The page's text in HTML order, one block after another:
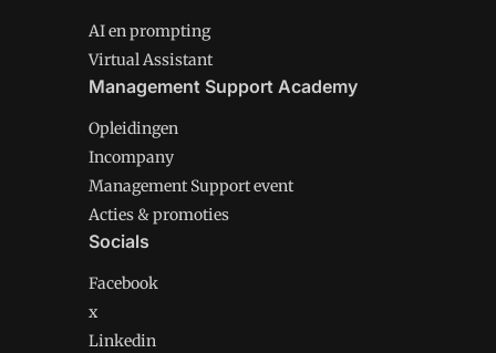
AI en prompting
Virtual Assistant
Management Support Academy
Opleidingen
Incompany
Management Support event
Acties & promoties
Socials
Facebook
x
Linkedin